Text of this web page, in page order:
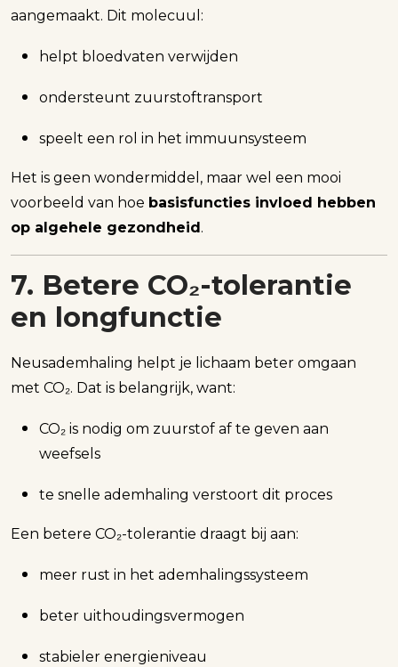
aangemaakt. Dit molecuul:
helpt bloedvaten verwijden
ondersteunt zuurstoftransport
speelt een rol in het immuunsysteem
Het is geen wondermiddel, maar wel een mooi
voorbeeld van hoe basisfuncties invloed hebben
op algehele gezondheid.
7. Betere CO₂-tolerantie
en longfunctie
Neusademhaling helpt je lichaam beter omgaan
met CO₂. Dat is belangrijk, want:
CO₂ is nodig om zuurstof af te geven aan
weefsels
te snelle ademhaling verstoort dit proces
Een betere CO₂-tolerantie draagt bij aan:
meer rust in het ademhalingssysteem
beter uithoudingsvermogen
stabieler energieniveau